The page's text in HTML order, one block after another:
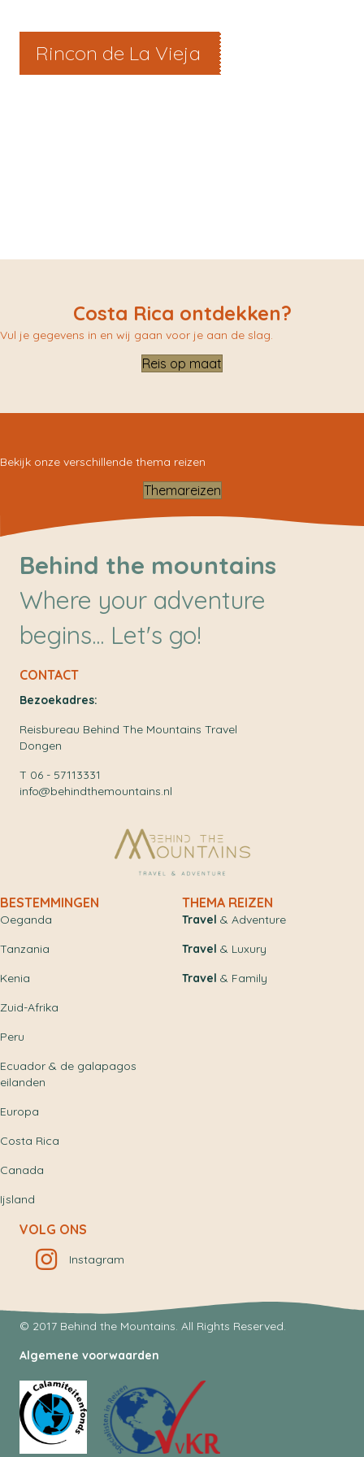
Rincon de La Vieja
Costa Rica ontdekken?
Vul je gegevens in en wij gaan voor je aan de slag.
Reis op maat
Bekijk onze verschillende thema reizen
Themareizen
Behind the mountains
Where your adventure
begins... Let's go!
CONTACT
Bezoekadres:
Reisbureau Behind The Mountains Travel
Dongen
T 06 - 57113331
info@behindthemountains.nl
BESTEMMINGEN
Oeganda
Tanzania
Kenia
Zuid-Afrika
Peru
Ecuador & de galapagos
eilanden
Europa
Costa Rica
Canada
Ijsland
THEMA REIZEN
Travel & Adventure
Travel & Luxury
Travel & Family
VOLG ONS
Instagram
© 2017 Behind the Mountains. All Rights Reserved.
Algemene voorwaarden